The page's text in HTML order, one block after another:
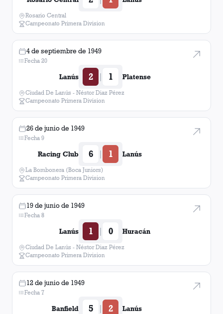
Rosario Central
Campeonato Primera Division
4 de septiembre de 1949
Fecha 20
Lanús 2 | 1 Platense
Ciudad De Lanús - Néstor Diaz Pérez
Campeonato Primera Division
26 de junio de 1949
Fecha 9
Racing Club 6 | 1 Lanús
La Bombonera (Boca Juniors)
Campeonato Primera Division
19 de junio de 1949
Fecha 8
Lanús 1 | 0 Huracán
Ciudad De Lanús - Néstor Diaz Pérez
Campeonato Primera Division
12 de junio de 1949
Fecha 7
Banfield 5 | 2 Lanús